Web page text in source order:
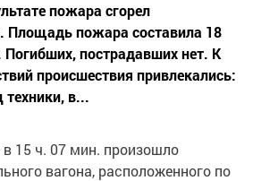
пожара сгорел
Площадь пожара составила 18
пострадавших нет. К
происшествия привлекались:
техники, в...
в 15 ч. 07 мин. произошло
вагона, расположенного по